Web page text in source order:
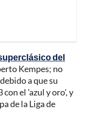
del
Kempes; no
a que su
el 'azul y oro', y
de la Liga de